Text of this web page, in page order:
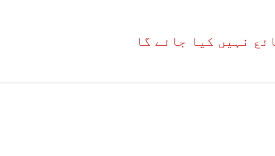
نہیں کیا جائے گا